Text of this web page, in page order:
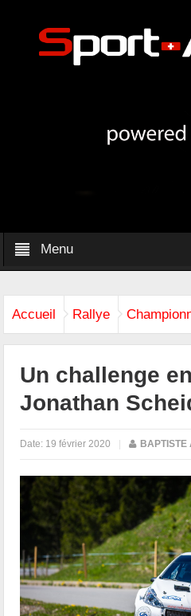
Menu
Accueil Rallye
Un challenge
Jonathan
Date: 19 février 2020 | BAPTISTE